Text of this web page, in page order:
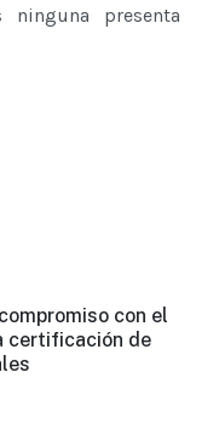
presenta
con el
certificación de